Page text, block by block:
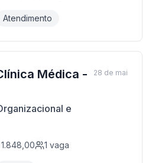
Atendimento
Médica -
e
1 vaga
28 de mai